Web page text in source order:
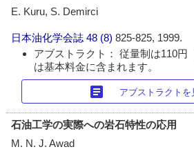
E. Kuru, S. Demirci
日本油化学会誌 48 (8)825-825, 1999.
アブストラクト： 従量制は110円
は基本料金に含まれます。
article アブストラクトを
石油工学の実際への岩石特性の応用
M. N. J. Awad